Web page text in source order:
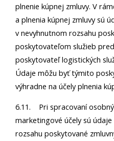
plnenie kúpnej zmluvy. V
a plnenia kúpnej zmluvy sú
v nevyhnutnom rozsahu
poskytovateľom služieb
poskytovateľ logistických
Údaje môžu byť týmito
výhradne na účely plnenia
6.11. Pri spracovaní
marketingové účely sú
rozsahu poskytované